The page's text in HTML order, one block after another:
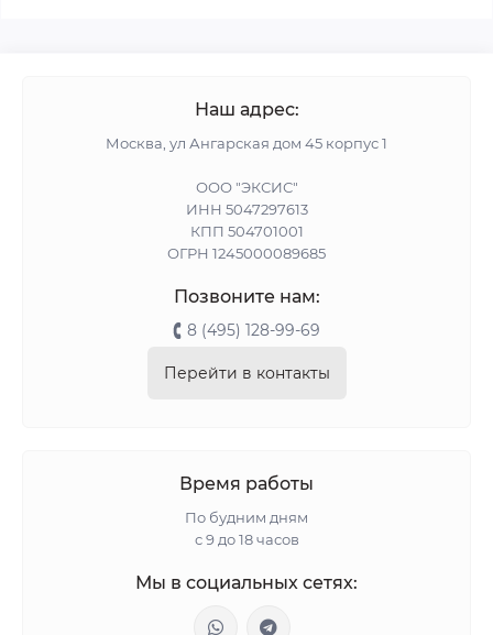
Наш адрес:
Москва, ул Ангарская дом 45 корпус 1
ООО "ЭКСИС"
ИНН 5047297613
КПП 504701001
ОГРН 1245000089685
Позвоните нам:
8 (495) 128-99-69
Перейти в контакты
Время работы
По будним дням
с 9 до 18 часов
Мы в социальных сетях: